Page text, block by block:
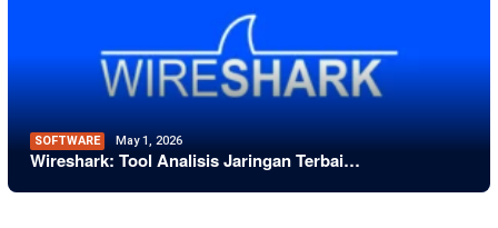
SOFTWARE May 1, 2026
Wireshark: Tool Analisis Jaringan Terbai…